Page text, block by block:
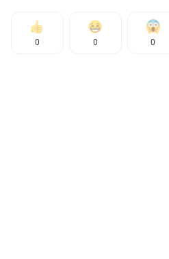
0 0 0